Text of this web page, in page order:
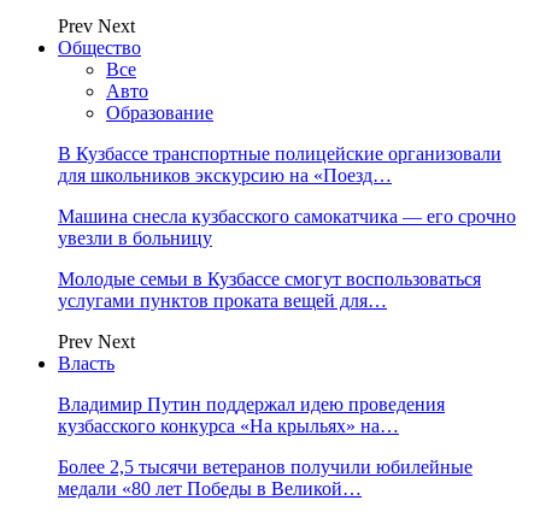
Prev Next
Общество
Все
Авто
Образование
В Кузбассе транспортные полицейские организовали
для школьников экскурсию на «Поезд…
Машина снесла кузбасского самокатчика — его срочно
увезли в больницу
Молодые семьи в Кузбассе смогут воспользоваться
услугами пунктов проката вещей для…
Prev Next
Власть
Владимир Путин поддержал идею проведения
кузбасского конкурса «На крыльях» на…
Более 2,5 тысячи ветеранов получили юбилейные
медали «80 лет Победы в Великой…